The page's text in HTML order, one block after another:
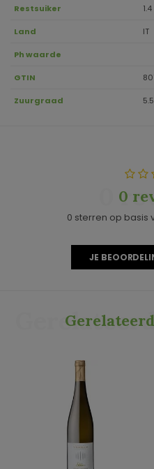
Restsuiker 1.4
Land IT
Ph waarde
GTIN
Zuurgraad 5.5
0
0
0 sterren op basis
JE